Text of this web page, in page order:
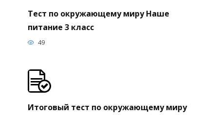
Тест по окружающему миру Наше
питание 3 класс
49
Итоговый тест по окружающему миру